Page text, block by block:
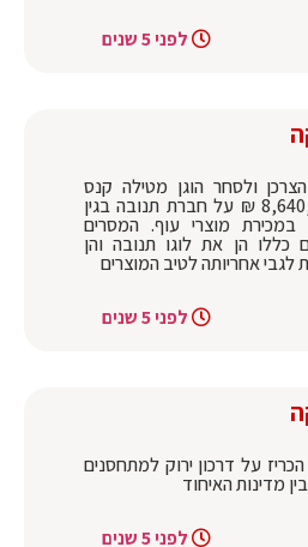
לפני 5 שנים
ולסחר הוגן מטילה קנס
גבוה בסך 8,640,000 ₪ על חברת תנובה בגין
במכירת מוצרי עוף. המסרים
כללו הן את לוגו תנובה והן
לגבי אחריותה לטיב המוצרים
לפני 5 שנים
הכריז על דרכון ירוק למתחסנים
מדינות האיחוד
לפני 5 שנים